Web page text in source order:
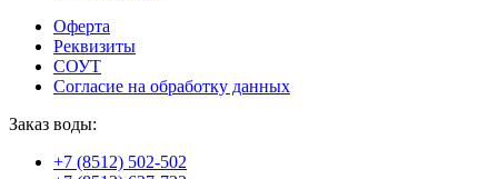
Оферта
Реквизиты
СОУТ
Согласие на обработку данных
Заказ воды:
+7 (8512) 502-502